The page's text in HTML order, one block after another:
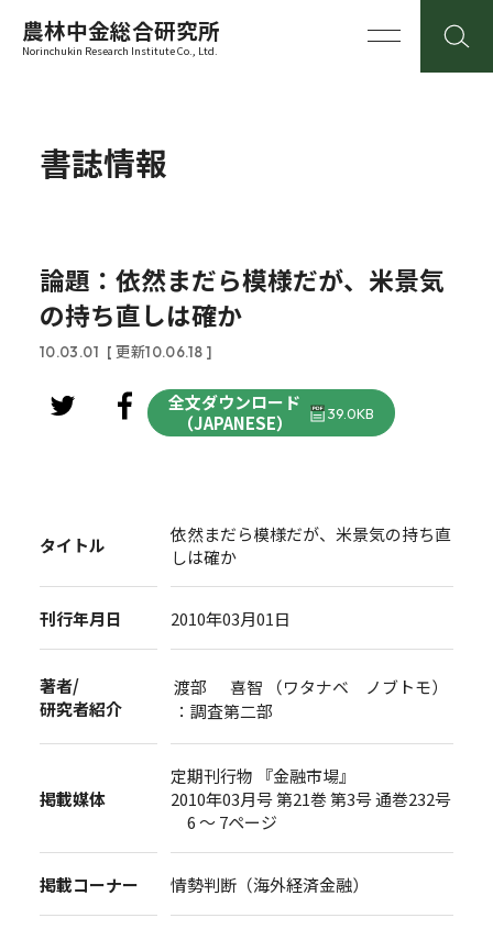
農林中金総合研究所
Norinchukin Research Institute Co., Ltd.
書誌情報
論題：依然まだら模様だが、米景気
の持ち直しは確か
10.03.01 [ 更新10.06.18 ]
全文ダウンロード
（JAPANESE）
39.0KB
タイトル
依然まだら模様だが、米景気の持ち直
しは確か
刊行年月日 2010年03月01日
著者/
研究者紹介
渡部 喜智 （ワタナベ ノブトモ）
：調査第二部
掲載媒体
定期刊行物 『金融市場』
2010年03月号 第21巻 第3号 通巻232号
6 ～ 7ページ
掲載コーナー 情勢判断（海外経済金融）